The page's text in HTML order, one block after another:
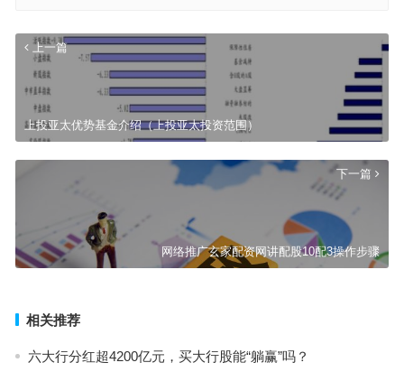
上一篇
上投亚太优势基金介绍（上投亚太投资范围）
下一篇
网络推广玄家配资网讲配股10配3操作步骤
相关推荐
六大行分红超4200亿元，买大行股能“躺赢”吗？